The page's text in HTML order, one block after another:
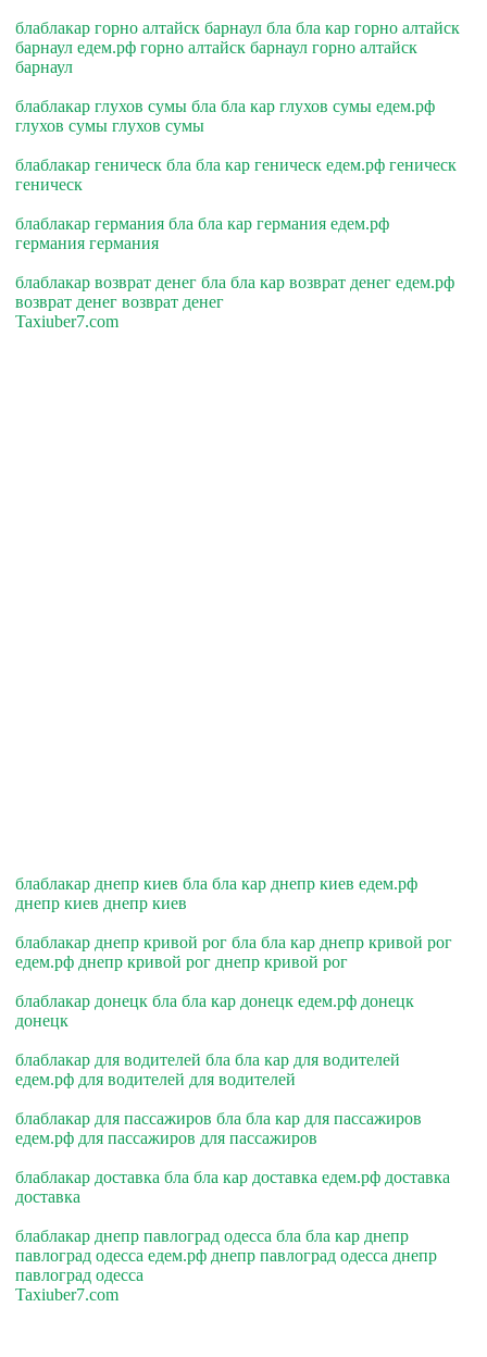
блаблакар горно алтайск барнаул бла бла кар горно алтайск
барнаул едем.рф горно алтайск барнаул горно алтайск
барнаул
блаблакар глухов сумы бла бла кар глухов сумы едем.рф
глухов сумы глухов сумы
блаблакар геническ бла бла кар геническ едем.рф геническ
геническ
блаблакар германия бла бла кар германия едем.рф
германия германия
блаблакар возврат денег бла бла кар возврат денег едем.рф
возврат денег возврат денег
Taxiuber7.com
блаблакар днепр киев бла бла кар днепр киев едем.рф
днепр киев днепр киев
блаблакар днепр кривой рог бла бла кар днепр кривой рог
едем.рф днепр кривой рог днепр кривой рог
блаблакар донецк бла бла кар донецк едем.рф донецк
донецк
блаблакар для водителей бла бла кар для водителей
едем.рф для водителей для водителей
блаблакар для пассажиров бла бла кар для пассажиров
едем.рф для пассажиров для пассажиров
блаблакар доставка бла бла кар доставка едем.рф доставка
доставка
блаблакар днепр павлоград одесса бла бла кар днепр
павлоград одесса едем.рф днепр павлоград одесса днепр
павлоград одесса
Taxiuber7.com